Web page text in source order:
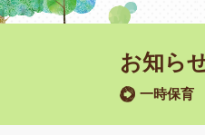
お知ら
一時保育